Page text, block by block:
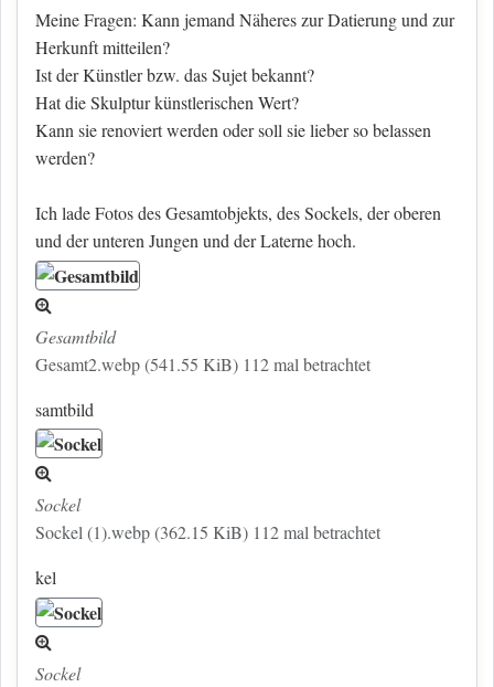
Meine Fragen: Kann jemand Näheres zur Datierung und zur
Herkunft mitteilen?
Ist der Künstler bzw. das Sujet bekannt?
Hat die Skulptur künstlerischen Wert?
Kann sie renoviert werden oder soll sie lieber so belassen
werden?
Ich lade Fotos des Gesamtobjekts, des Sockels, der oberen
und der unteren Jungen und der Laterne hoch.
Gesamtbild
Gesamt2.webp (541.55 KiB) 112 mal betrachtet
samtbild
Sockel
Sockel (1).webp (362.15 KiB) 112 mal betrachtet
kel
Sockel